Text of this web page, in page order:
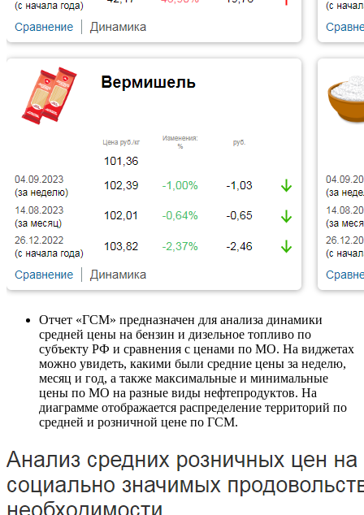
Отчет «ГСМ» предназначен для анализа динамики
средней цены на бензин и дизельное топливо по
субъекту РФ и сравнения с ценами по МО. На виджетах
можно увидеть, какими были средние цены за неделю,
месяц и год, а также максимальные и минимальные
цены по МО на разные виды нефтепродуктов. На
диаграмме отображается распределение территорий по
средней и розничной цене по ГСМ.